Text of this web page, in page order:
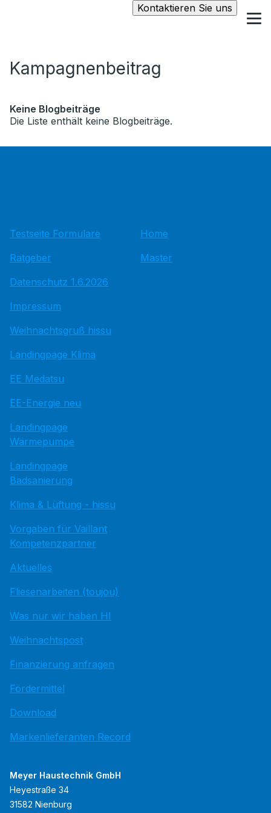
Kontaktieren Sie uns
Kampagnenbeitrag
Keine Blogbeiträge
Die Liste enthält keine Blogbeiträge.
Testseite Formulare
Ratgeber
Datenschutz 1.6.2026
Impressum
Weihnachtsgruß hissu
Landingpage Klima
EE Medatsu
EE-Energie neu
Landingpage
Wärmepumpe
Landingpage
Badsanierung
Klima & Lüftung - hissu
Vorgaben für Vaillant
Kompetenzpartner
Aktuelles
Fliesenarbeiten (toujou)
Was nur wir haben HI
Weihnachtspost
Finanzierung anfragen
Fördermittel
Download
Markenlieferanten Record
Home
Master
Meyer Haustechnik GmbH
Heyestraße 34
31582 Nienburg